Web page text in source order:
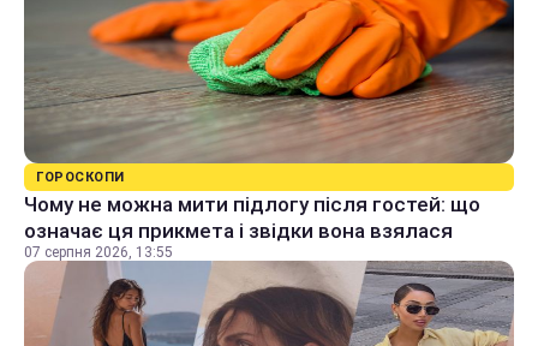
ГОРОСКОПИ
Чому не можна мити підлогу після гостей: що
означає ця прикмета і звідки вона взялася
07 серпня 2026, 13:55